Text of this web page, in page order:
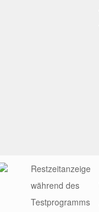
Restzeitanzeige
während des
Testprogramms